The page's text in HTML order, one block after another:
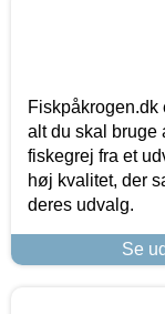
alt du skal bruge
fiskegrej fra et
høj kvalitet, der
deres udvalg.
Se